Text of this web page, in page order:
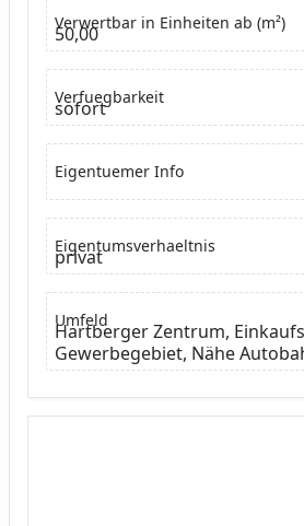
Verwertbar in Einheiten ab (m²)
50,00
Verfuegbarkeit
sofort
Eigentuemer Info
Eigentumsverhaeltnis
privat
Umfeld
Hartberger Zentrum,
Gewerbegebiet, Nähe